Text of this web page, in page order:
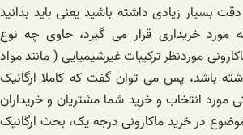
بسیار زیادی داشته باشید یعنی باید بدانید
مورد خریداری قرار می گیرد، حاوی چه نوع
موردنظر ترکیبات غیرشیمیایی ( مانند مواد
باشد، پس می توان گفت که کاملا ارگانیک
مورد انتخاب و خرید شما مشتریان و خریداران
موضوع در خرید ماکارونی درجه یک، بحث ارگانیک